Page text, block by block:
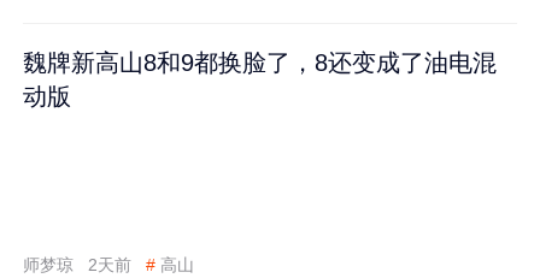
魏牌新高山8和9都换脸了，8还变成了油电混
动版
师梦琼 2天前 # 高山